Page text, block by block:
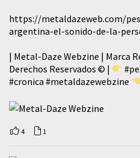
https://metaldazeweb.com/
argentina-el-sonido-de-la-
| Metal-Daze Webzine | Marca
Derechos Reservados © |
#cronica #metaldazewebzine
4 1